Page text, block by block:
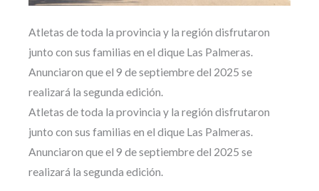
Atletas de toda la provincia y la región disfrutaron
junto con sus familias en el dique Las Palmeras.
Anunciaron que el 9 de septiembre del 2025 se
realizará la segunda edición.
Atletas de toda la provincia y la región disfrutaron
junto con sus familias en el dique Las Palmeras.
Anunciaron que el 9 de septiembre del 2025 se
realizará la segunda edición.